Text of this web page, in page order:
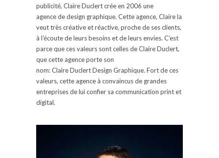
publicité, ClaireDuclertcrée en 2006 une
agencede design graphique. Cette agence, Claire la
veut très créative et réactive, proche de ses clients,
à l’écoute de leurs besoins et de leurs envies. C’est
parce que ces valeurs sont celles de ClaireDuclert,
que cette agence porte son
nom:ClaireDuclertDesign Graphique. Fort de ces
valeurs, cette agence à convaincus de grandes
entreprises de lui confier sa communication printet
digital.